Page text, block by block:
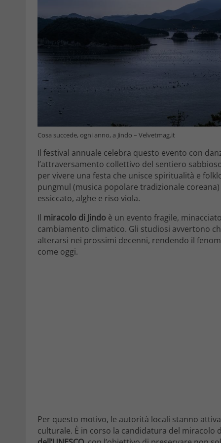
Cosa succede, ogni anno, a Jindo – Velvetmag.it
Il festival annuale celebra questo evento con
l’attraversamento collettivo del sentiero
per vivere una festa che unisce spiritualità e
pungmul (musica popolare tradizionale
essiccato, alghe e riso viola.
Il miracolo di Jindo è un evento fragile,
cambiamento climatico. Gli studiosi avvertono
alterarsi nei prossimi decenni, rendendo il
come oggi.
Per questo motivo, le autorità locali stanno
culturale. È in corso la candidatura del miracolo